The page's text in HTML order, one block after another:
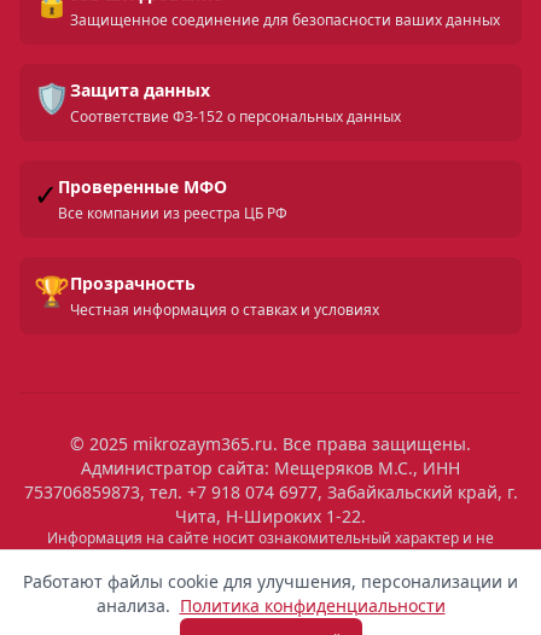
Скрыть
04:28
9 200 ₽
Работают файлы cookie для улучшения, персонализации и
анализа. Политика конфиденциальности
Защищенное соединение для безопасности ваших данных
🛡️ Защита данных
Соответствие ФЗ-152 о персональных данных
✓ Проверенные МФО
Все компании из реестра ЦБ РФ
🏆Прозрачность
Честная информация о ставках и условиях
© 2025 mikrozaym365.ru. Все права защищены.
Администратор сайта: Мещеряков М.С., ИНН
753706859873, тел. +7 918 074 6977, Забайкальский край, г.
Чита, Н-Широких 1-22.
Информация на сайте носит ознакомительный характер и не
является публичной офертой. Все условия микрозаймов уточняйте
на сайтах МФО. Помните: займ — это обязательство, которое
необходимо исполнять. Невыполнение обязательств влечет штрафы
и ухудшение кредитной истории. Услуги предоставляются